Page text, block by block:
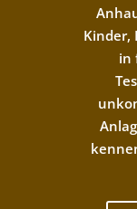
Kinder,
in